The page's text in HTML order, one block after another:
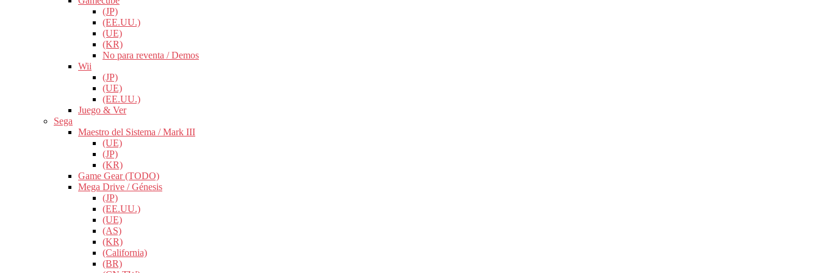
(JP)
(EE.UU.)
(UE)
(KR)
No para reventa / Demos
Wii
(JP)
(UE)
(EE.UU.)
Juego & Ver
Sega
Maestro del Sistema / Mark III
(UE)
(JP)
(KR)
Game Gear (TODO)
Mega Drive / Génesis
(JP)
(EE.UU.)
(UE)
(AS)
(KR)
(California)
(BR)